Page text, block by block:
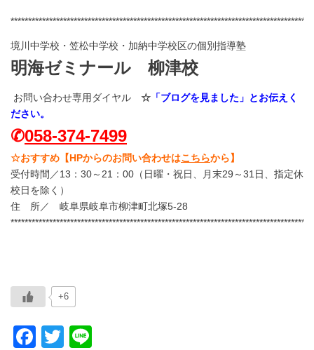
境川中学校・笠松中学校・加納中学校区の個別指導塾
明海ゼミナール 柳津校
お問い合わせ専用ダイヤル ☆ 「ブログを見ました」とお伝えく
ださい。
✆058-374-7499
☆おすすめ【HPからのお問い合わせはこちらから】
受付時間／13：30～21：00（日曜・祝日、月末29～31日、指定休
校日を除く）
住 所／ 岐阜県岐阜市柳津町北塚5-28
+6
Facebook
Twitter